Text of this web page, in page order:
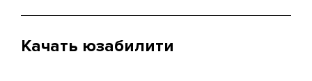
Качать юзабилити